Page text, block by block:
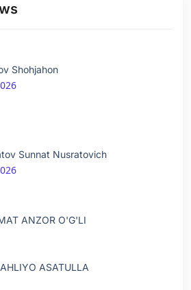
Shohjahon
Sunnat Nusratovich
ANZOR O'G'LI
ASATULLA